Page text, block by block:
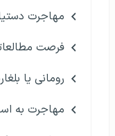
مهاجرت
فرصت
رومانی یا
مهاجرت به